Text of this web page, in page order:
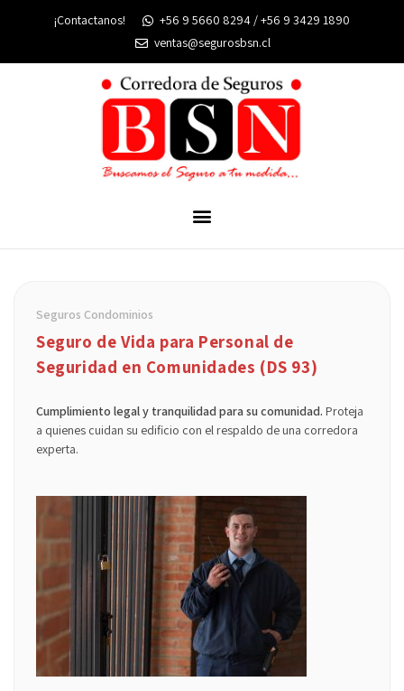
¡Contactanos!
+56 9 5660 8294 / +56 9 3429 1890
ventas@segurosbsn.cl
Seguros Condominios
Seguro de Vida para Personal de
Seguridad en Comunidades (DS 93)
Cumplimiento legal y tranquilidad para su comunidad. Proteja
a quienes cuidan su edificio con el respaldo de una corredora
experta.